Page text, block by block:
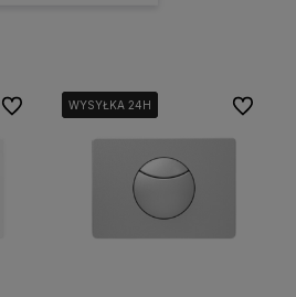
Do ulubionychWYSYŁKA 24H
WYSYŁKA 24H
WYSYŁKA 24H Do